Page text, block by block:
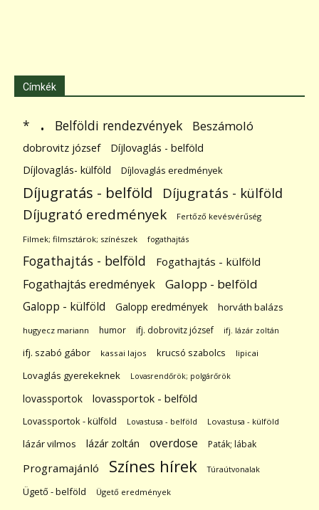
Címkék
* . Belföldi rendezvények Beszámoló
dobrovitz józsef
Díjlovaglás - belföld
Díjlovaglás- külföld
Díjlovaglás eredmények
Díjugratás - belföld Díjugratás - külföld
Díjugrató eredmények Fertőző kevésvérűség
Filmek; filmsztárok; színészek fogathajtás
Fogathajtás - belföld Fogathajtás - külföld
Fogathajtás eredmények Galopp - belföld
Galopp - külföld Galopp eredmények horváth balázs
hugyecz mariann humor ifj. dobrovitz józsef ifj. lázár zoltán
ifj. szabó gábor kassai lajos krucsó szabolcs lipicai
Lovaglás gyerekeknek Lovasrendőrök; polgárőrök
lovassportok lovassportok - belföld
Lovassportok - külföld Lovastusa - belföld Lovastusa - külföld
lázár vilmos lázár zoltán overdose Paták; lábak
Programajánló Színes hírek Túraútvonalak
Ügető - belföld Ügető eredmények